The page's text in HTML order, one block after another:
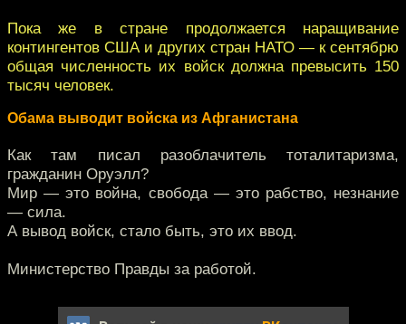
Пока же в стране продолжается наращивание
контингентов США и других стран НАТО — к сентябрю
общая численность их войск должна превысить 150
тысяч человек.
Обама выводит войска из Афганистана
Как там писал разоблачитель тоталитаризма,
гражданин Оруэлл?
Мир — это война, свобода — это рабство, незнание
— сила.
А вывод войск, стало быть, это их ввод.
Министерство Правды за работой.